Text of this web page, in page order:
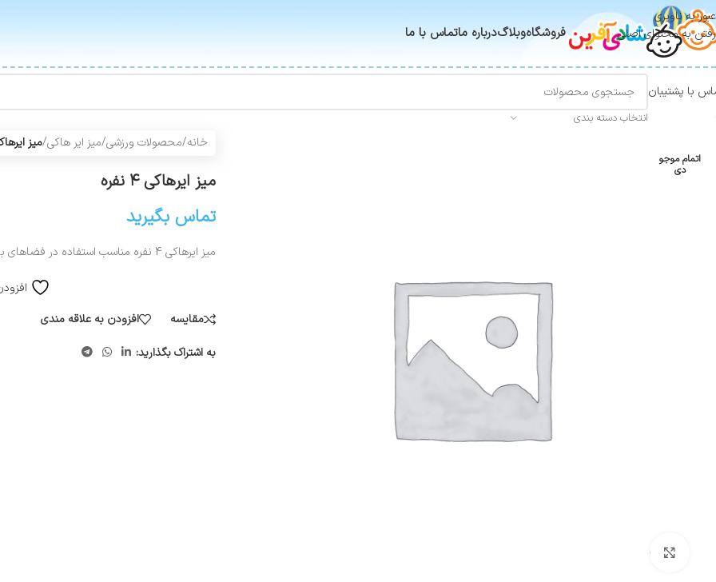
عبور به ناوبری
رفتن به محتوای اصلی
فروشگاهوبلاگدرباره ماتماس با ما
با پشتیبان
انتخاب دسته بندی
اتمام موجو
دی
خانه/محصولات ورزشی/میز ایر هاکی/میز ایرهاکی ۴
میز ایرهاکی ۴ نفره
تماس بگیرید
میز ایرهاکی 4 نفره مناسب استفاده در فضاهای بازی کودکان و نوجوانان،کلوپ بازی و…
مقایسه
افزودن به علاقه مندی
به اشتراک بگذارید: